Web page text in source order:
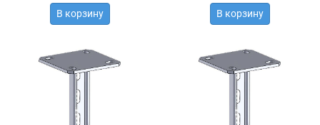
В корзину В корзину